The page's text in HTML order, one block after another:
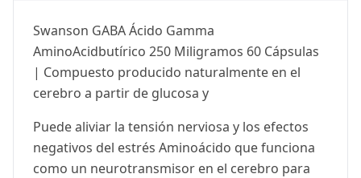
Swanson GABA Ácido Gamma
AminoAcidbutírico 250 Miligramos 60 Cápsulas
| Compuesto producido naturalmente en el
cerebro a partir de glucosa y
Puede aliviar la tensión nerviosa y los efectos
negativos del estrés Aminoácido que funciona
como un neurotransmisor en el cerebro para